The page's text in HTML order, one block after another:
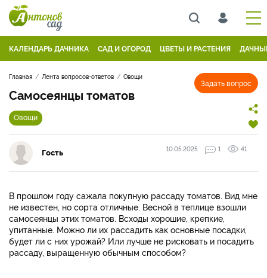
КАЛЕНДАРЬ ДАЧНИКА САД И ОГОРОД ЦВЕТЫ И РАСТЕНИЯ
Задать вопрос
Главная Лента вопросов-ответов Овощи
Самосеянцы томатов
Овощи
Гость 10.05.2025 1 41
В прошлом году сажала покупную рассаду томатов. Вид мне
не известен, но сорта отличные. Весной в теплице взошли
самосеянцы этих томатов. Всходы хорошие, крепкие,
упитанные. Можно ли их рассадить как основные посадки,
будет ли с них урожай? Или лучше не рисковать и посадить
рассаду, выращенную обычным способом?